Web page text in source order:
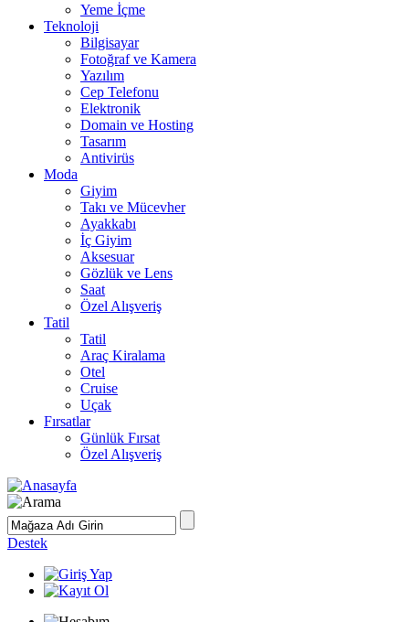
Yeme İçme
Teknoloji
Bilgisayar
Fotoğraf ve Kamera
Yazılım
Cep Telefonu
Elektronik
Domain ve Hosting
Tasarım
Antivirüs
Moda
Giyim
Takı ve Mücevher
Ayakkabı
İç Giyim
Aksesuar
Gözlük ve Lens
Saat
Özel Alışveriş
Tatil
Tatil
Araç Kiralama
Otel
Cruise
Uçak
Fırsatlar
Günlük Fırsat
Özel Alışveriş
Destek